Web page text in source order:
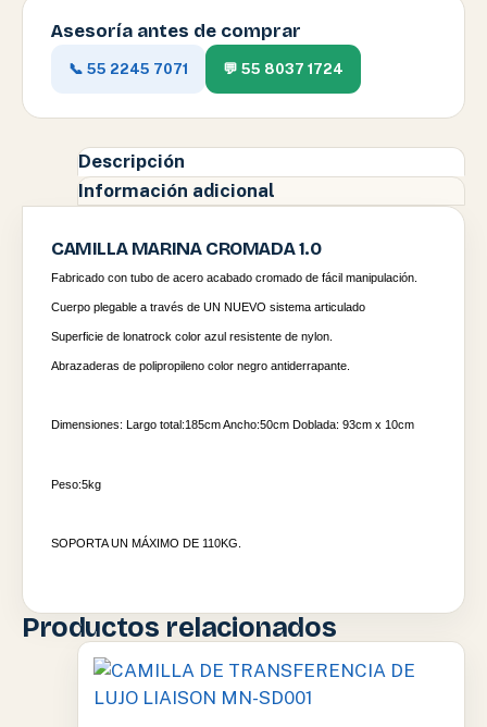
Asesoría antes de comprar
📞 55 2245 7071 💬 55 8037 1724
Descripción
Información adicional
CAMILLA MARINA CROMADA 1.0
Fabricado con tubo de acero acabado cromado de fácil manipulación.
Cuerpo plegable a través de UN NUEVO sistema articulado
Superficie de lonatrock color azul resistente de nylon.
Abrazaderas de polipropileno color negro antiderrapante.
Dimensiones: Largo total:185cm Ancho:50cm Doblada: 93cm x 10cm
Peso:5kg
SOPORTA UN MÁXIMO DE 110KG.
Productos relacionados